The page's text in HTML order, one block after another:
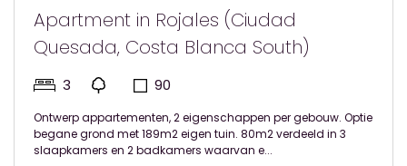
Apartment in Rojales (Ciudad
Quesada, Costa Blanca South)
3 90
Ontwerp appartementen, 2 eigenschappen per gebouw. Optie
begane grond met 189m2 eigen tuin. 80m2 verdeeld in 3
slaapkamers en 2 badkamers waarvan e...